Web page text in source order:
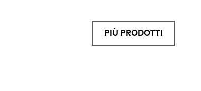
PIÙ PRODOTTI